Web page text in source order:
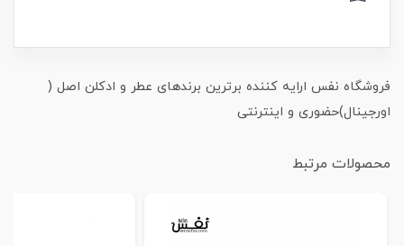
فروشگاه نفس ارایه کننده برترین برندهای عطر و ادکلن اصل (
اورجینال)حضوری و اینترنتی
محصولات مرتبط